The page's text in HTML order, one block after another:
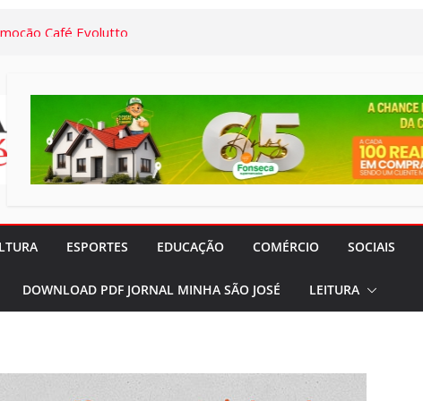
Café Evolutto
11
Virais:
da Santa
com o Dr. Marcelo
ESPORTES EDUCAÇÃO COMÉRCIO SOCIAIS
DOWNLOAD PDF JORNAL MINHA SÃO JOSÉ LEITURA